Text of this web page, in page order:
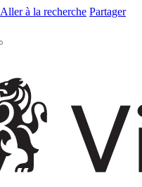
Aller à la recherche Partager